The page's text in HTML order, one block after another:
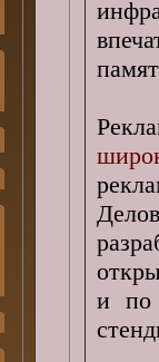
и по